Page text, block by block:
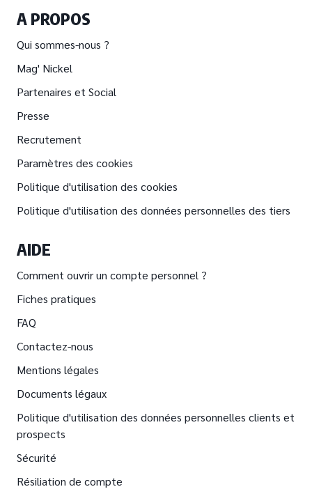
A PROPOS
Qui sommes-nous ?
Mag' Nickel
Partenaires et Social
Presse
Recrutement
Paramètres des cookies
Politique d'utilisation des cookies
Politique d'utilisation des données personnelles des tiers
AIDE
Comment ouvrir un compte personnel ?
Fiches pratiques
FAQ
Contactez-nous
Mentions légales
Documents légaux
Politique d'utilisation des données personnelles clients et
prospects
Sécurité
Résiliation de compte